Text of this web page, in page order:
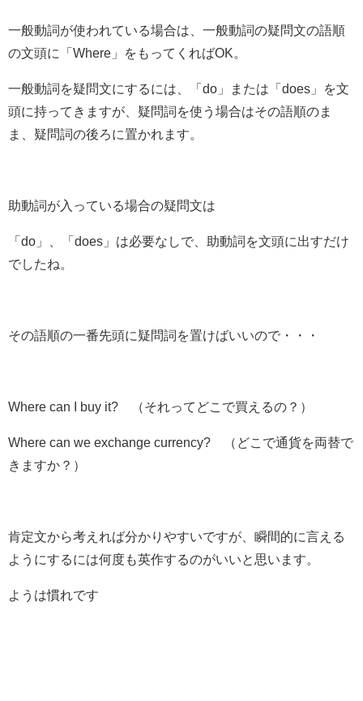
一般動詞が使われている場合は、一般動詞の疑問文の語順
の文頭に「Where」をもってくればOK。
一般動詞を疑問文にするには、 「do」 または 「does」
を文
頭に持ってきますが、疑問詞を使う場合はその語順のま
ま、疑問詞の後ろに置かれます。
助動詞が入っている場合の疑問文は
「do」、「does」は必要なしで、 助動詞を文頭に出すだけ
でしたね。
その語順の一番先頭に疑問詞を置けばいいので・・・
Where can I buy it? （それってどこで買えるの？）
Where can we exchange currency? （どこで通貨を両替で
きますか？）
肯定文から考えれば分かりやすいですが、瞬間的に言える
ようにするには何度も英作するのがいいと思います。
ようは慣れです